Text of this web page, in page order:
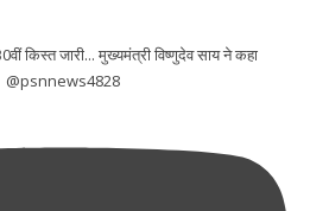
किस्त जारी... मुख्यमंत्री विष्णुदेव साय ने कहा
@psnnews4828